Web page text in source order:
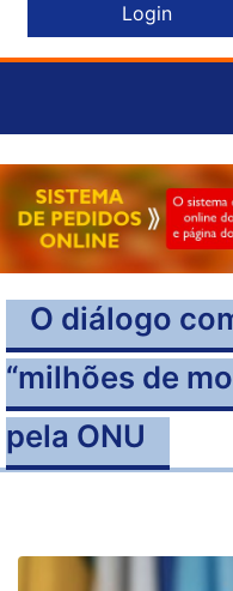
Login
O diálogo
“milhões de
pela ONU